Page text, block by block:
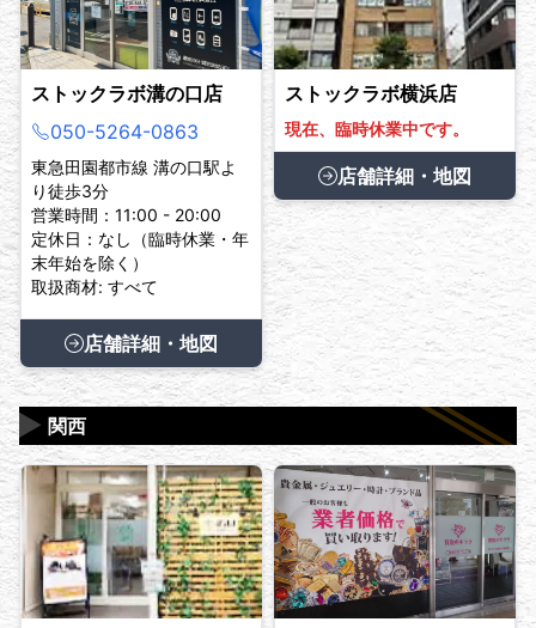
ストックラボ溝の口店
050-5264-0863
東急田園都市線 溝の口駅よ
り徒歩3分
営業時間：11:00 - 20:00
定休日：なし（臨時休業・年
末年始を除く）
取扱商材: すべて
店舗詳細・地図
ストックラボ横浜店
現在、臨時休業中です。
店舗詳細・地図
関西
▶